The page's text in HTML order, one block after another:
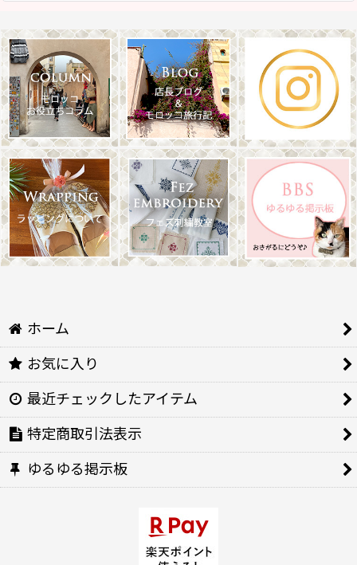
ホーム
お気に入り
最近チェックしたアイテム
特定商取引法表示
ゆるゆる掲示板